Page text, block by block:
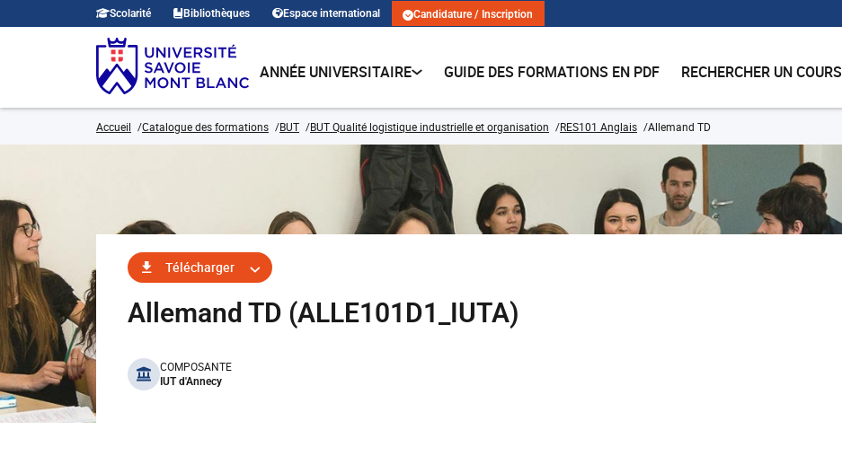
Scolarité Bibliothèques Espace international Candidature / Inscription
ANNÉE UNIVERSITAIRE GUIDE DES FORMATIONS EN PDF RECHERCHER UN COURS
Accueil Catalogue des formations BUT BUT Qualité logistique industrielle et organisation RES101 Anglais Allemand TD
Télécharger
Allemand TD (ALLE101D1_IUTA)
benefits
COMPOSANTE
IUT d'Annecy